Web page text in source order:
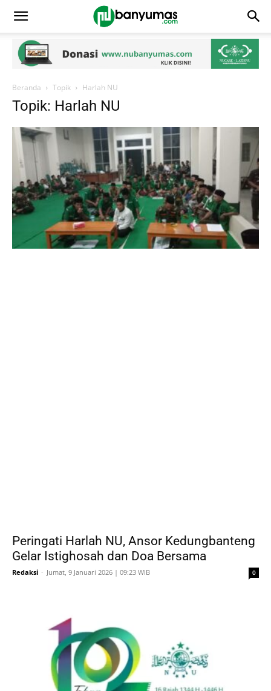
Beranda Topik Harlah NU
Topik: Harlah NU
Peringati Harlah NU, Ansor Kedungbanteng
Gelar Istighosah dan Doa Bersama
Redaksi - Jumat, 9 Januari 2026 | 09:23 WIB 0